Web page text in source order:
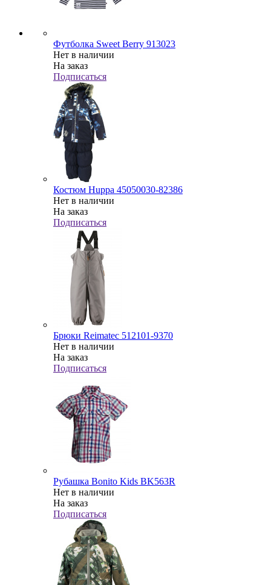
Футболка Sweet Berry 913023
Нет в наличии
На заказ
Подписаться
Костюм Huppa 45050030-82386
Нет в наличии
На заказ
Подписаться
Брюки Reimatec 512101-9370
Нет в наличии
На заказ
Подписаться
Рубашка Bonito Kids BK563R
Нет в наличии
На заказ
Подписаться